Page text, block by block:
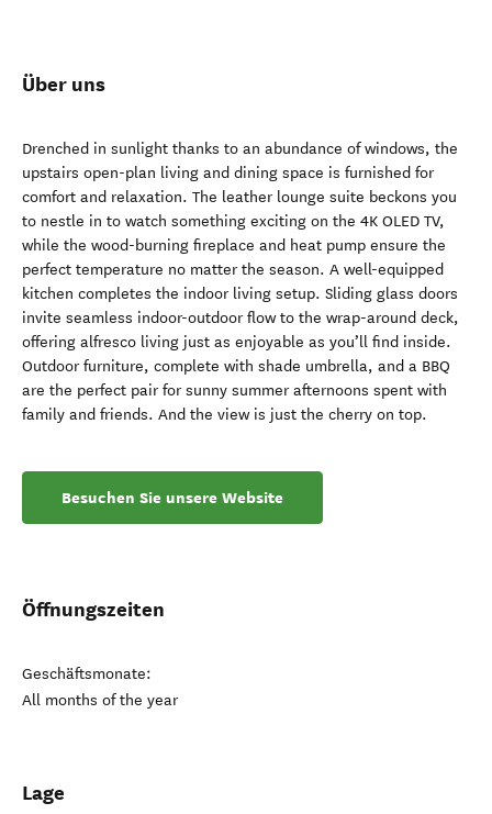
Über uns
Drenched in sunlight thanks to an abundance of windows, the
upstairs open-plan living and dining space is furnished for
comfort and relaxation. The leather lounge suite beckons you
to nestle in to watch something exciting on the 4K OLED TV,
while the wood-burning fireplace and heat pump ensure the
perfect temperature no matter the season. A well-equipped
kitchen completes the indoor living setup. Sliding glass doors
invite seamless indoor-outdoor flow to the wrap-around deck,
offering alfresco living just as enjoyable as you’ll find inside.
Outdoor furniture, complete with shade umbrella, and a BBQ
are the perfect pair for sunny summer afternoons spent with
family and friends. And the view is just the cherry on top.
Besuchen Sie unsere Website
Öffnungszeiten
Geschäftsmonate:
All months of the year
Lage